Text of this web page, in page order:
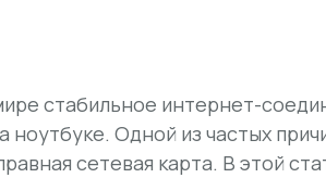
стабильное интернет-
ноутбуке. Одной из частых
сетевая карта. В этой